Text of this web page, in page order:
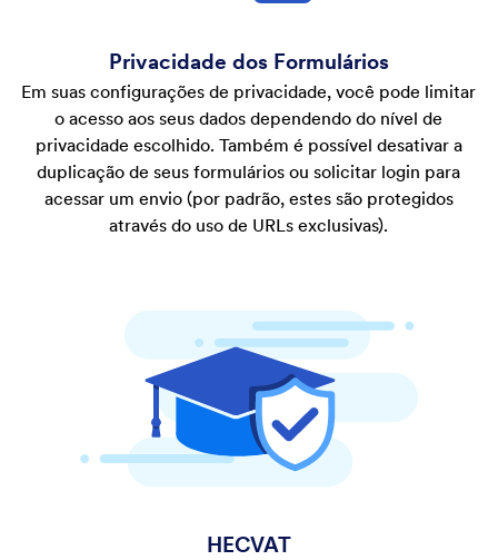
Privacidade dos Formulários
Em suas configurações de privacidade, você pode limitar
o acesso aos seus dados dependendo do nível de
privacidade escolhido. Também é possível desativar a
duplicação de seus formulários ou solicitar login para
acessar um envio (por padrão, estes são protegidos
através do uso de URLs exclusivas).
HECVAT